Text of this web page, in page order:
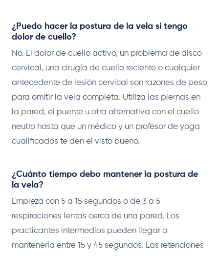
¿Puedo hacer la postura de la vela si tengo
dolor de cuello?
No. El dolor de cuello activo, un problema de disco
cervical, una cirugía de cuello reciente o cualquier
antecedente de lesión cervical son razones de peso
para omitir la vela completa. Utiliza las piernas en
la pared, el puente u otra alternativa con el cuello
neutro hasta que un médico y un profesor de yoga
cualificados te den el visto bueno.
¿Cuánto tiempo debo mantener la postura de
la vela?
Empieza con 5 a 15 segundos o de 3 a 5
respiraciones lentas cerca de una pared. Los
practicantes intermedios pueden llegar a
mantenerla entre 15 y 45 segundos. Las retenciones